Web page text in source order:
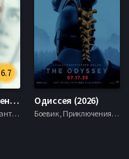
6.7
День разоблачения (2026)
Драма, Триллер, Фантастика,
Одиссея (2026)
Боевик , Приключения, Фэнтези,